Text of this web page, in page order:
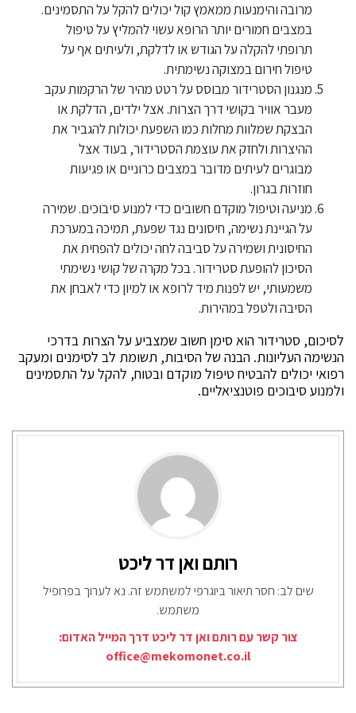
מרובה והימנעות ממאמץ קול יכולים להקל על התסמינים.
במצבים חמורים יותר הרופא עשוי להמליץ על טיפול
תרופתי להקלה על הגודש או לדלקת, ולעיתים אף על
טיפול חירום במצוקה נשימתית.
מנגנון הסטרידור מבוסס על רטט מהיר של הרקמות עקב
מעבר אוויר בקושי דרך הצרות. אצל ילדים, הדלקת או
הבצקת שמלוות מחלות כמו השפעת יכולות להגביר את
ההיצרות ולחזק את עוצמת הסטרידור, בעוד אצל
מבוגרים לעיתים מדובר במצבים כרוניים או פגיעות
חוזרות בגרון.
מניעה וטיפול מוקדם חשובים כדי למנוע סיבוכים. שמירה
על הגיינת נשימה, חיסונים נגד שפעת, תמיכה במערכת
החיסונית ושמירה על סביבה לחה יכולים להפחית את
הסיכון להופעת סטרידור. בכל מקרה של קושי נשימתי
משמעותי, יש לפנות מיד לרופא או למיון כדי לאבחן את
הסיבה ולטפל במהירות.
לסיכום, סטרידור הוא סימן חשוב שמצביע על הצרות בדרכי
הנשימה העליונות. הבנה של הסיבות, תשומת לב לסימנים ומעקב
רפואי יכולים להבטיח טיפול מוקדם ובטוח, להקל על התסמינים
ולמנוע סיבוכים פוטנציאליים.
רותם ואן דר ליכט
שים לב: חסר תיאור ביוגרפי למשתמש זה. נא לערוך בפרופיל
משתמש.
צור קשר עם רותם ואן דר ליכט דרך המייל האדום:
office@mekomonet.co.il